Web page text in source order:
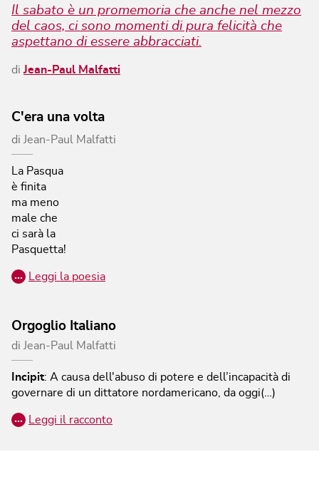
Il sabato è un promemoria che anche nel mezzo
del caos, ci sono momenti di pura felicità che
aspettano di essere abbracciati.
diJean-Paul Malfatti
C'era una volta
di Jean-Paul Malfatti
La Pasqua
è finita
ma meno
male che
ci sarà la
Pasquetta!
… Leggi la poesia
Orgoglio Italiano
di Jean-Paul Malfatti
Incipit: A causa dell'abuso di potere e dell’incapacità di
governare di un dittatore nordamericano, da oggi(…)
… Leggi il racconto